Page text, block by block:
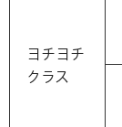
ヨチヨチ
クラス